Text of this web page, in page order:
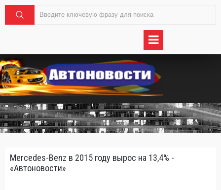
Mercedes-Benz в 2015 году вырос на 13,4% -
«Автоновости»